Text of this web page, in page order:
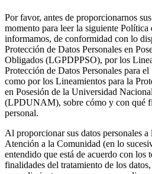
Por favor, antes de proporcionarnos
momento para leer la siguiente Política
informamos, de conformidad con lo
Protección de Datos Personales en
Obligados (LGPDPPSO), por los
Protección de Datos Personales para
como por los Lineamientos para la
en Posesión de la Universidad
(LPDUNAM), sobre cómo y con qué
personal.
Al proporcionar sus datos personales
Atención a la Comunidad (en lo
entendido que está de acuerdo con los
finalidades del tratamiento de los